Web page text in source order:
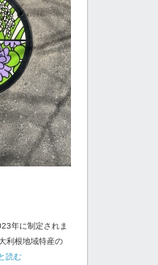
年に制定されま
利根地域特産の
読む